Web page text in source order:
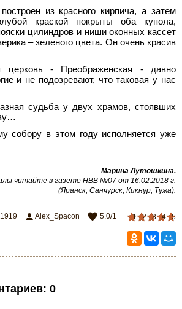
из красного кирпича, а затем
краской покрыты оба купола,
цилиндров и ниши оконных кассет
– зеленого цвета. Он очень красив
церковь - Преображенская - давно
и не подозревают, что таковая у нас
судьба у двух храмов, стоявших
собору в этом году исполняется уже
Марина Лутошкина.
читайте в газете НВВ №07 от 16.02.2018 г.
(Яранск, Санчурск, Кикнур, Тужа).
1 2 3 4 5
1919 Alex_Spacon 5.0/1
: 0